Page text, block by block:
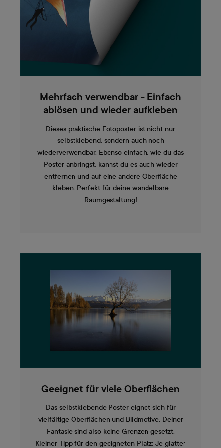
Mehrfach verwendbar - Einfach
ablösen und wieder aufkleben
Dieses praktische Fotoposter ist nicht nur
selbstklebend, sondern auch noch
wiederverwendbar. Ebenso einfach, wie du das
Poster anbringst, kannst du es auch wieder
entfernen und auf eine andere Oberfläche
kleben. Perfekt für deine wandelbare
Raumgestaltung!
Geeignet für viele Oberflächen
Das selbstklebende Poster eignet sich für
vielfältige Oberflächen und Bildmotive. Deiner
Fantasie sind also keine Grenzen gesetzt.
Kleiner Tipp für den geeigneten Platz: Je glatter